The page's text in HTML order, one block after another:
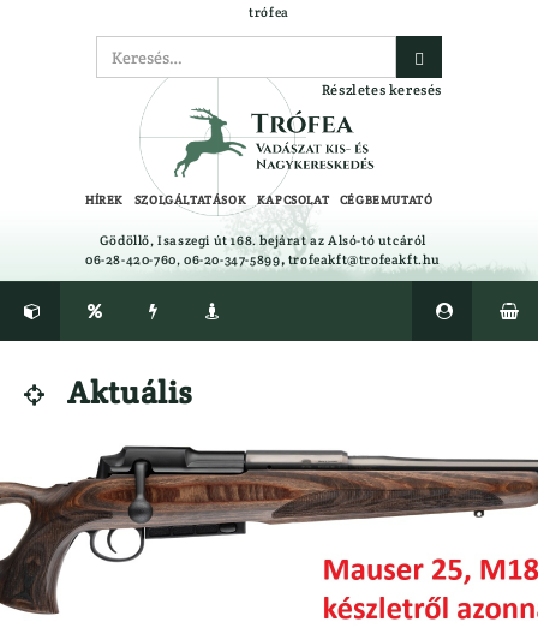
trófea
Részletes keresés
HÍREK SZOLGÁLTATÁSOK KAPCSOLAT CÉGBEMUTATÓ
Gödöllő, Isaszegi út 168. bejárat az Alsó-tó utcáról
06-28-420-760, 06-20-347-5899, trofeakft@trofeakft.hu
     
TALPBETÉTEK
CSAPDA, RIASZTÓK
EGYÉB
Ajándéktárgyak
Alátétek
Bőráru
Csalisípok, Hívók, Kürtök
Bakancs
LÉGLŐSZER
LŐBOT
LŐSZER
Golyós Lőszer
 Aktuális